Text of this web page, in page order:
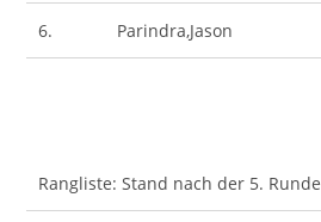
6. Parindra,Jason
Rangliste: Stand nach der 5. Runde